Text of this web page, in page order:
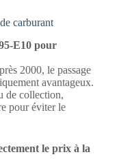
carburant
E10 pour
2000, le passage
avantageux.
de collection,
pour éviter le
le prix à la